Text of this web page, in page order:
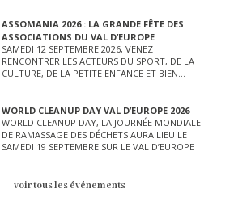
ASSOMANIA 2026 : LA GRANDE FÊTE DES
ASSOCIATIONS DU VAL D’EUROPE
SAMEDI 12 SEPTEMBRE 2026, VENEZ
RENCONTRER LES ACTEURS DU SPORT, DE LA
CULTURE, DE LA PETITE ENFANCE ET BIEN
WORLD CLEANUP DAY VAL D’EUROPE 2026
WORLD CLEANUP DAY, LA JOURNÉE MONDIALE
DE RAMASSAGE DES DÉCHETS AURA LIEU LE
SAMEDI 19 SEPTEMBRE SUR LE VAL D’EUROPE !
voir tous les événements